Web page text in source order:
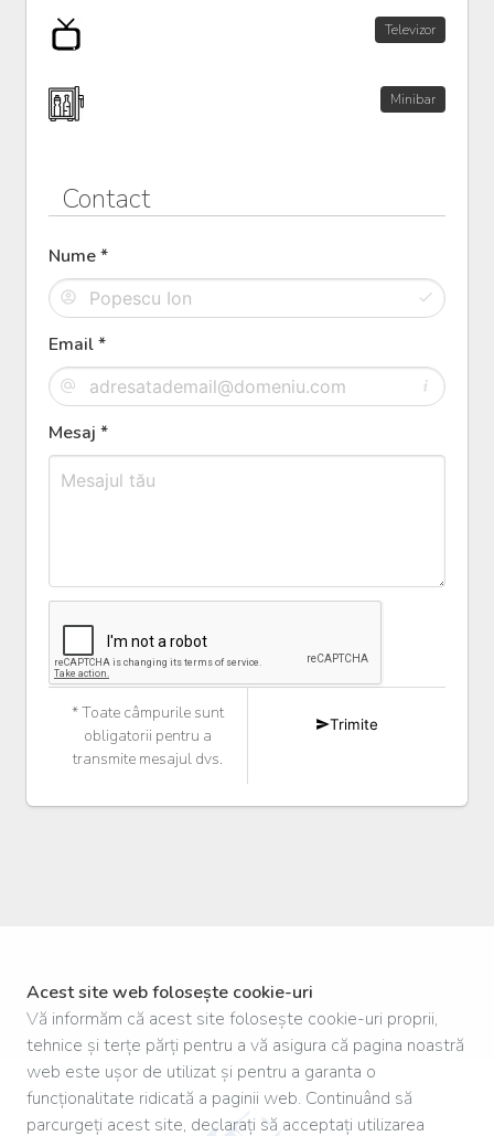
Televizor
Minibar
Contact
Nume *
Email *
Mesaj *
* Toate câmpurile sunt
obligatorii pentru a
transmite mesajul dvs.
Trimite
Acest site web folosește cookie-uri
Vă informăm că acest site folosește cookie-uri proprii,
tehnice și terțe părți pentru a vă asigura că pagina noastră
web este ușor de utilizat și pentru a garanta o
funcționalitate ridicată a paginii web. Continuând să
parcurgeți acest site, declarați să acceptați utilizarea